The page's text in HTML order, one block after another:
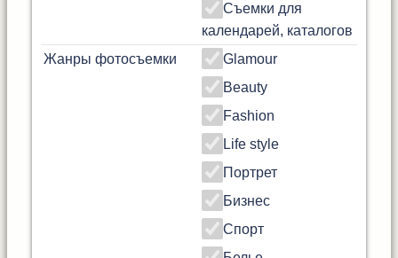
Съемки для
календарей, каталогов
Жанры фотосъемки
Glamour
Beauty
Fashion
Life style
Портрет
Бизнес
Спорт